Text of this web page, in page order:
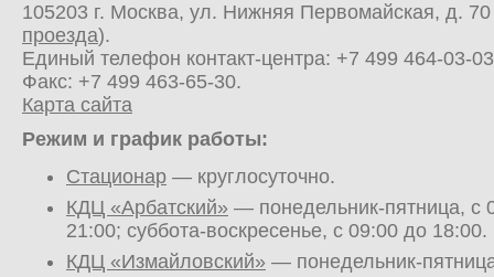
105203 г. Москва, ул. Нижняя Первомайская, д.
проезда).
Единый телефон контакт-центра: +7 499 464-03-03
Факс: +7 499 463-65-30.
Карта сайта
Режим и график работы:
Стационар — круглосуточно.
КДЦ «Арбатский» — понедельник-пятница, с
21:00; суббота-воскресенье, с 09:00 до 18:00.
КДЦ «Измайловский» — понедельник-